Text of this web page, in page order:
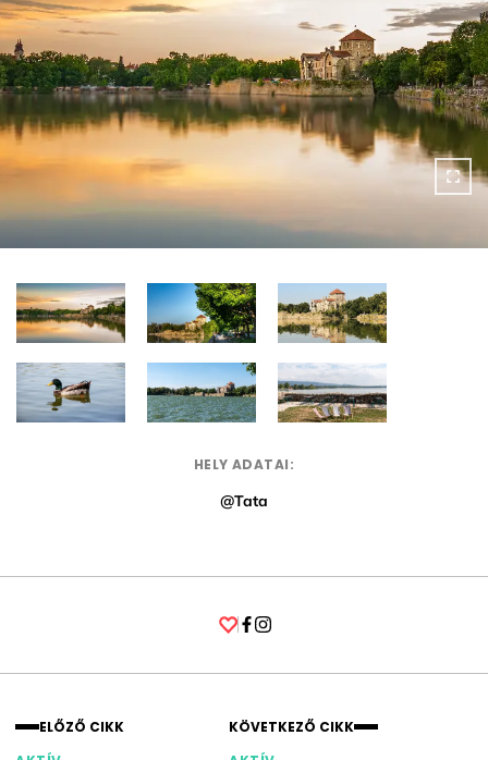
HELY ADATAI:
@Tata
ELŐZŐ CIKK
KÖVETKEZŐ CIKK